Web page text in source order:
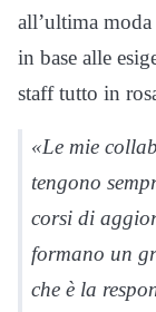
all’ultima
in base alle
staff tutto in
«Le mie
tengono
corsi di
formano un
che è la